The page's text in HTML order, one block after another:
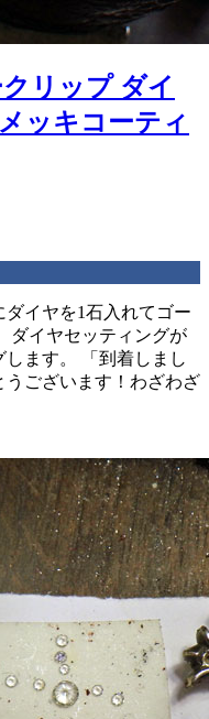
リップ ダイ
ッキコーティ
イヤを1石入れてゴー
ダイヤセッティングが
ます。 「到着しまし
ございます！わざわざ